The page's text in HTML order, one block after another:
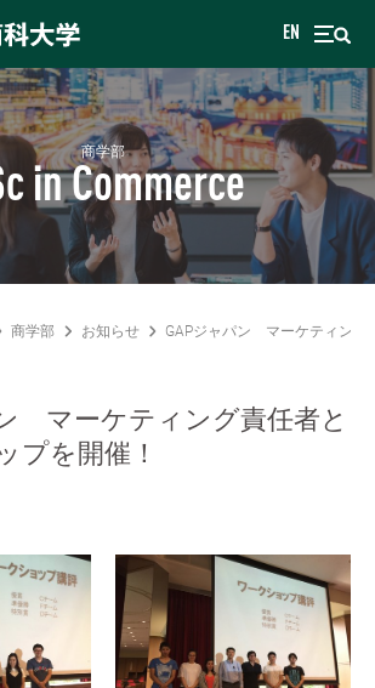
EN
商学部
in Commerce
商学部 お知らせ GAPジャパン マーケティング
マーケティング責任者と
プを開催！